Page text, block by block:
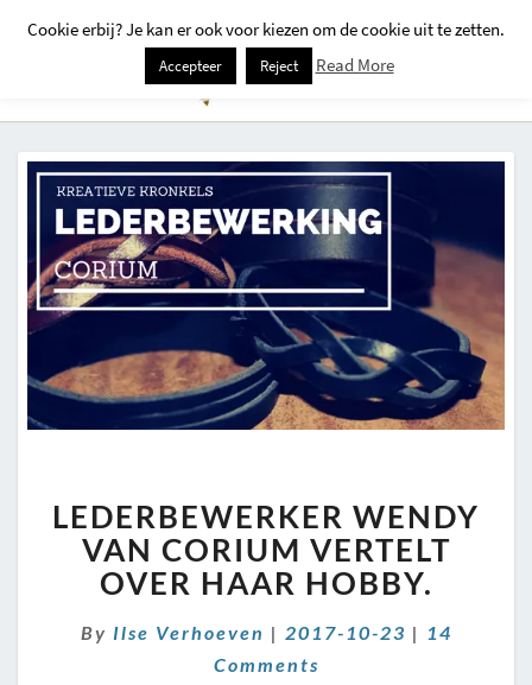
WENDY
VAN
CORIUM
VERTELT
HAAR
HOBBY.
LEDERBEWERKER WENDY
VAN CORIUM VERTELT
OVER HAAR HOBBY.
By Ilse Verhoeven | 2017-10-23 | Comments
14
Comments
Cookie erbij? Je kan er ook voor kiezen om de cookie uit te zetten.
Accepteer Reject Read More